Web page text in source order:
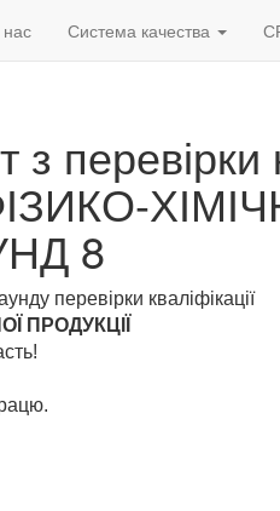
Система качества
з перевірки
8
перевірки кваліфікації
ПРОДУКЦІЇ